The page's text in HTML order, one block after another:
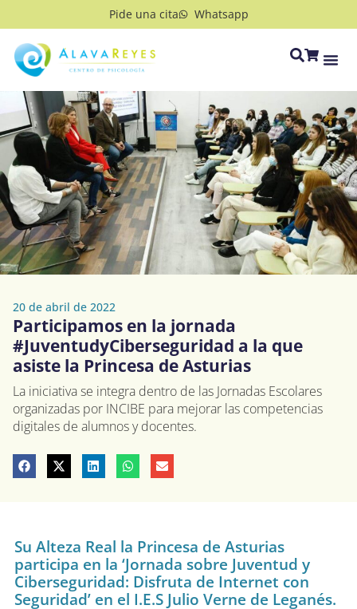
Pide una cita Whatsapp
20 de abril de 2022
Participamos en la jornada
#JuventudyCiberseguridad a la que
asiste la Princesa de Asturias
La iniciativa se integra dentro de las Jornadas Escolares
organizadas por INCIBE para mejorar las competencias
digitales de alumnos y docentes.
Su Alteza Real la Princesa de Asturias
participa en la ‘Jornada sobre Juventud y
Ciberseguridad: Disfruta de Internet con
Seguridad’ en el I.E.S Julio Verne de Leganés.